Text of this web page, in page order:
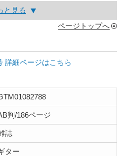
と見る
ページトップへ
詳細ページはこちら
判/186ページ
誌
ター